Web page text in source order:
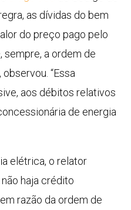
as dívidas do bem
do preço pago pelo
sempre, a ordem de
“Essa
aos débitos relativos
de energia
elétrica, o relator
haja crédito
razão da ordem de